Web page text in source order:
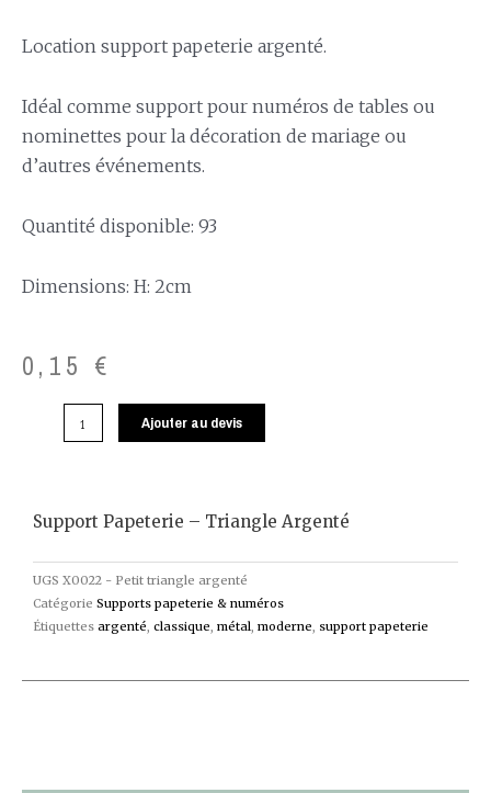
Location support papeterie argenté.
Idéal comme support pour numéros de tables ou
nominettes pour la décoration de mariage ou
d’autres événements.
Quantité disponible: 93
Dimensions: H: 2cm
0,15 €
Ajouter au devis
Support Papeterie – Triangle Argenté
UGS X0022 - Petit triangle argenté
Catégorie Supports papeterie & numéros
Étiquettes argenté, classique, métal, moderne, support papeterie